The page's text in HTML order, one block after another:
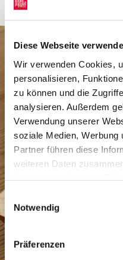
Diese Webseite
Wir verwenden Cookies,
personalisieren,
zu können und die
analysieren. Außerdem
Verwendung unserer
soziale Medien, Werbung
Partner führen diese
weiteren Daten
Datenschutzhinweisen
personenbezogene
Impressum.
Einwilligungsauswahl
Notwendig
Präferenzen